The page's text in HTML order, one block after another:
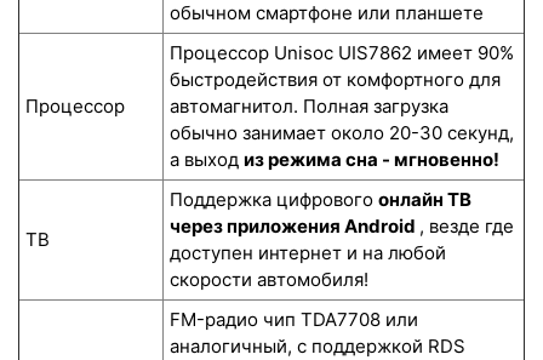
обычном смартфоне или планшете
Процессор
Процессор Unisoc UIS7862 имеет 90%
быстродействия от комфортного для
автомагнитол. Полная загрузка
обычно занимает около 20-30 секунд,
а выход из режима сна - мгновенно!
ТВ
Поддержка цифрового онлайн ТВ
через приложения Android , везде где
доступен интернет и на любой
скорости автомобиля!
FM-радио чип TDA7708 или
аналогичный, с поддержкой RDS